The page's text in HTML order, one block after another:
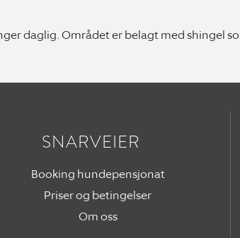
daglig. Området er belagt med shingel
SNARVEIER
Booking hundepensjonat
Priser og betingelser
Om oss